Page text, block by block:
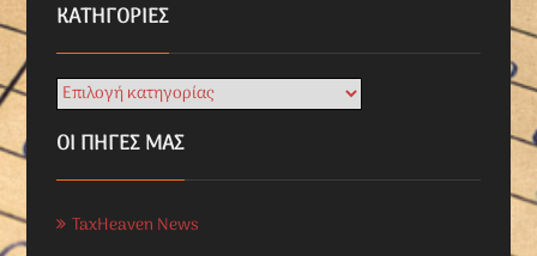
KΑΤΗΓΟΡΊΕΣ
ΟΙ ΠΗΓΕΣ ΜΑΣ
TaxHeaven News